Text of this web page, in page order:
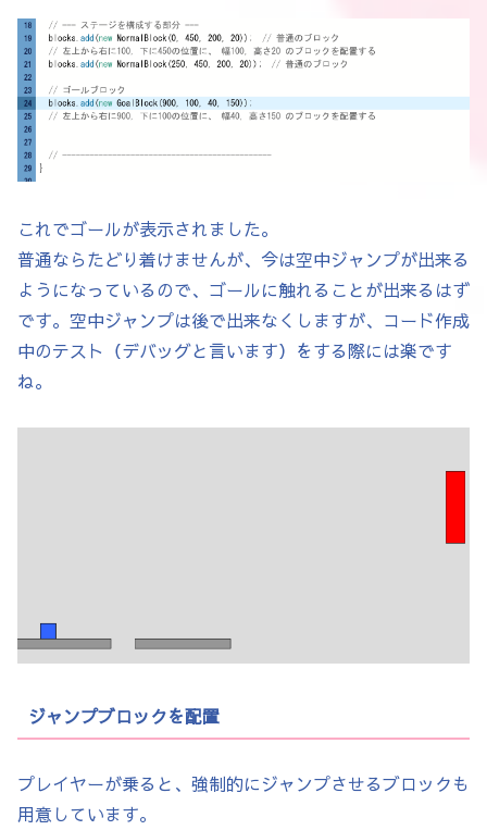
これでゴールが表示されました。
普通ならたどり着けませんが、今は空中ジャンプが出来る
ようになっているので、ゴールに触れることが出来るはず
です。空中ジャンプは後で出来なくしますが、コード作成
中のテスト（デバッグと言います）をする際には楽です
ね。
ジャンプブロックを配置
プレイヤーが乗ると、強制的にジャンプさせるブロックも
用意しています。